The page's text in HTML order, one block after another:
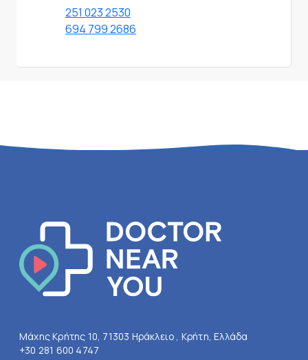
251 023 2530
694 799 2686
Μάχης Κρήτης 10, 71303 Ηράκλειο , Κρήτη, Ελλάδα
+30 281 600 4747